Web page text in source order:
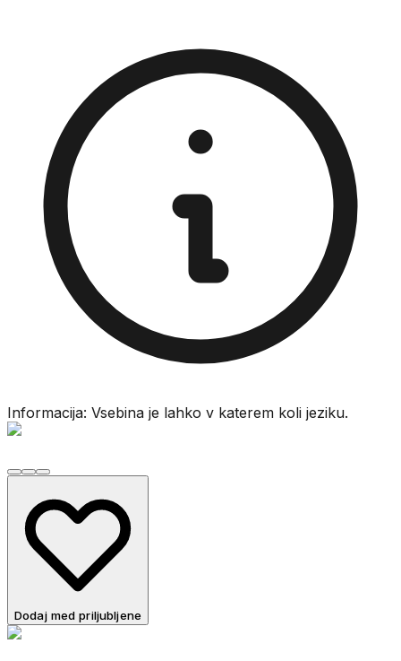
Informacija: Vsebina je lahko v katerem koli jeziku.
Dodaj med priljubljene